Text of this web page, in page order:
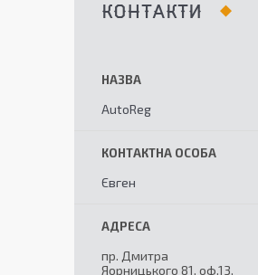
КОНТАКТИ
AutoReg
Євген
пр. Дмитра
Яорницького 81, оф.13,